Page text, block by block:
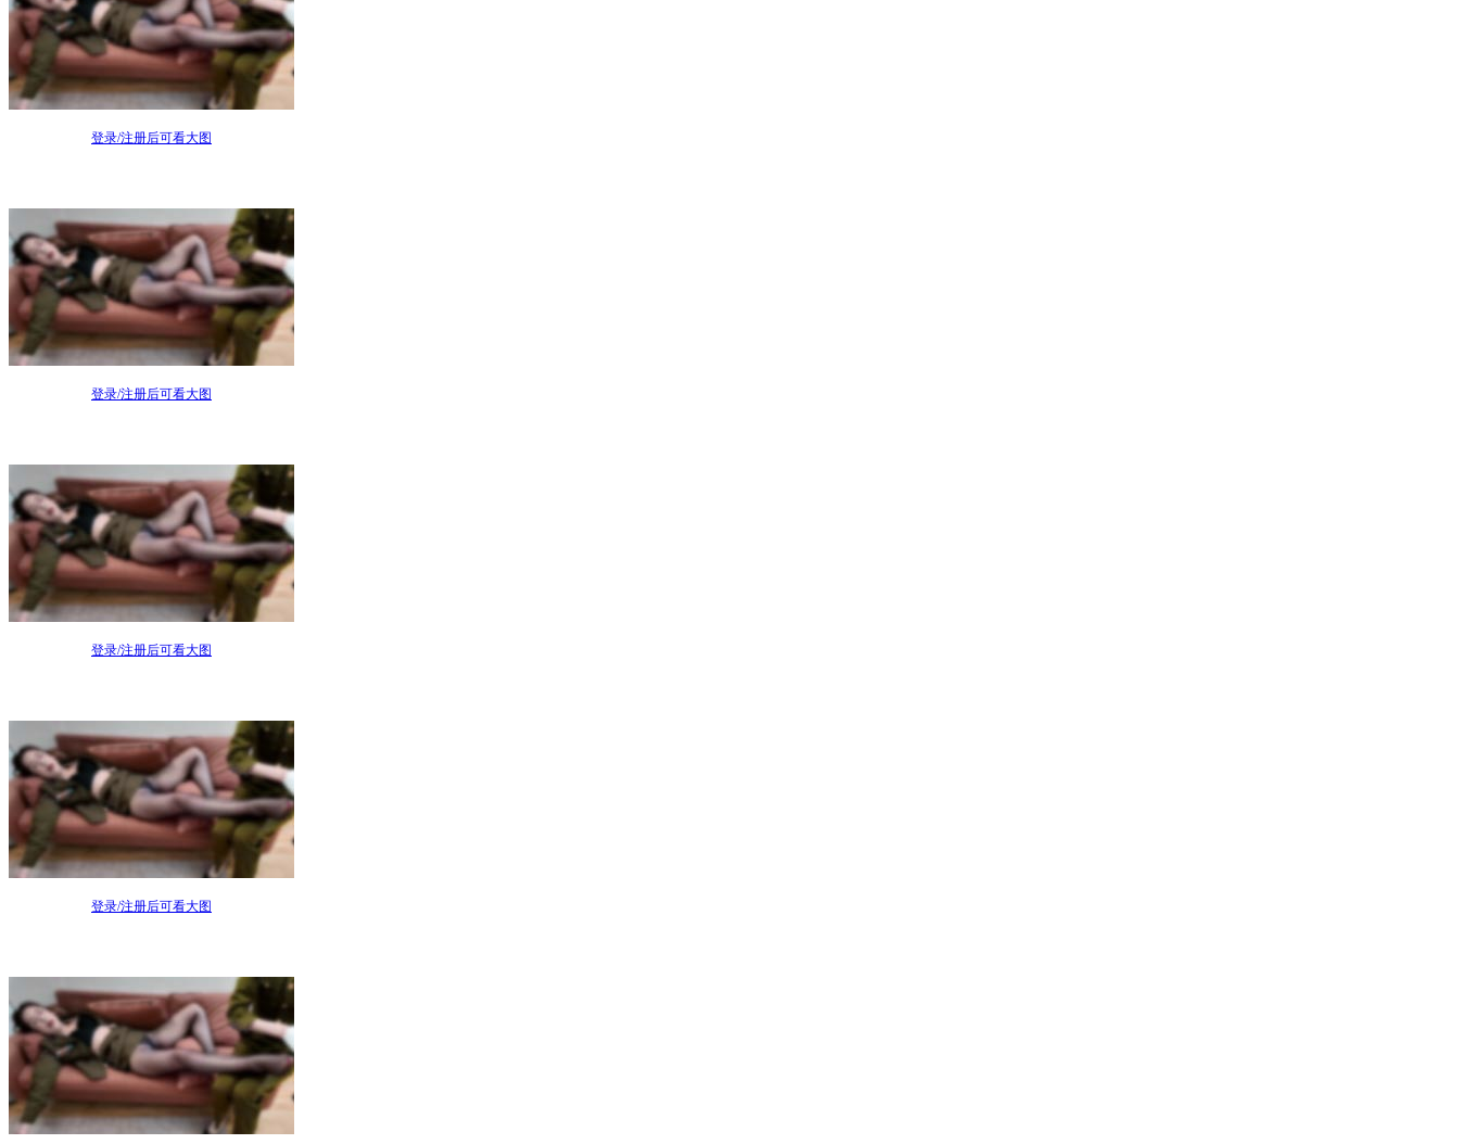
登录/注册后可看大图
登录/注册后可看大图
登录/注册后可看大图
登录/注册后可看大图